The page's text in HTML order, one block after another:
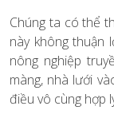
Chúng ta có thể
này không thuận
nông nghiệp
màng, nhà lưới
điều vô cùng hợp